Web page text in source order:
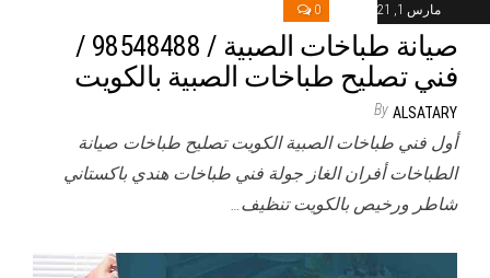
مارس 1, 2021 0
صيانة طباخات الصبية / 98548488 /
فني تصليح طباخات الصبية بالكويت
By ALSATARY
أول فني طباخات الصبية الكويت تصليح طباخات صيانة
الطباخات أفران الغاز جولة فني طباخات هندي باكستاني
شاطر ورخيص بالكويت تنظيف…